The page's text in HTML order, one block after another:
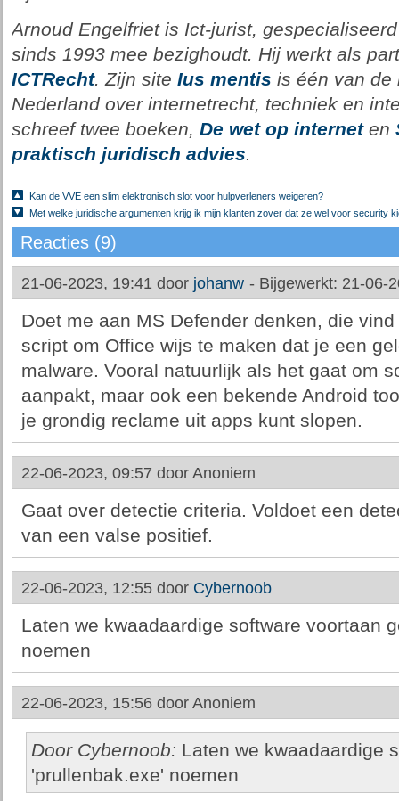
Arnoud Engelfriet is Ict-jurist,
sinds 1993 mee bezighoudt. Hij werkt als
ICTRecht. Zijn site Ius mentis is één van de
Nederland over internetrecht, techniek en
schreef twee boeken, De wet op interneten
praktisch juridisch advies.
Kan de VVE een slim elektronisch slot voor hulpverleners weigeren?
Met welke juridische argumenten krijg ik mijn klanten zover dat ze wel voor security
Reacties (9)
21-06-2023, 19:41 door johanw - Bijgewerkt: 21-06-
Doet me aan MS Defender denken, die
script om Office wijs te maken dat je een
malware. Vooral natuurlijk als het gaat om
aanpakt, maar ook een bekende Android
je grondig reclame uit apps kunt slopen.
22-06-2023, 09:57 door Anoniem
Gaat over detectie criteria. Voldoet een
van een valse positief.
22-06-2023, 12:55 door Cybernoob
Laten we kwaadaardige software voortaan
noemen
22-06-2023, 15:56 door Anoniem
Door Cybernoob: Laten we kwaadaardige
'prullenbak.exe' noemen